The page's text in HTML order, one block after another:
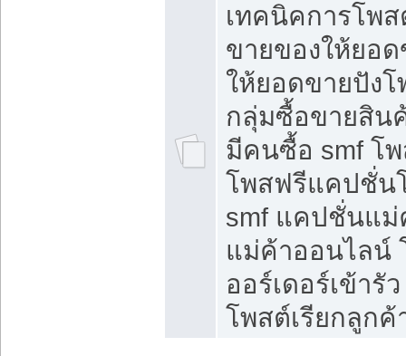
เทคนิคการโพ
ขายของให้ยอ
ให้ยอดขายปัง
กลุ่มซื้อขายสิน
มีคนซื้อ smf โ
โพสฟรีแคปชั่น
smf แคปชั่นแ
แม่ค้าออนไลน์
ออร์เดอร์เข้ารั
โพสต์เรียกลูกค้